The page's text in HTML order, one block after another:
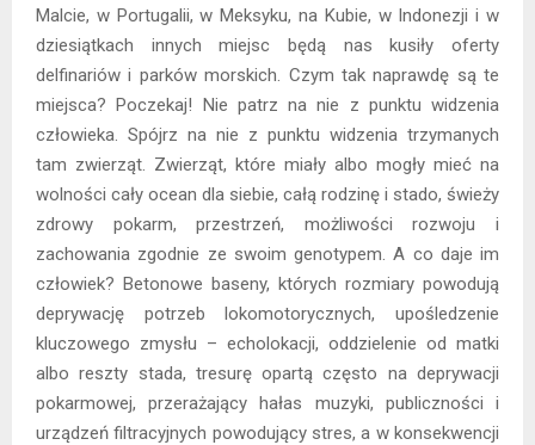
Malcie, w Portugalii, w Meksyku, na Kubie, w Indonezji i w
dziesiątkach innych miejsc będą nas kusiły oferty
delfinariów i parków morskich. Czym tak naprawdę są te
miejsca? Poczekaj! Nie patrz na nie z punktu widzenia
człowieka. Spójrz na nie z punktu widzenia trzymanych
tam zwierząt. Zwierząt, które miały albo mogły mieć na
wolności cały ocean dla siebie, całą rodzinę i stado, świeży
zdrowy pokarm, przestrzeń, możliwości rozwoju i
zachowania zgodnie ze swoim genotypem. A co daje im
człowiek? Betonowe baseny, których rozmiary powodują
deprywację potrzeb lokomotorycznych, upośledzenie
kluczowego zmysłu – echolokacji, oddzielenie od matki
albo reszty stada, tresurę opartą często na deprywacji
pokarmowej, przerażający hałas muzyki, publiczności i
urządzeń filtracyjnych powodujący stres, a w konsekwencji